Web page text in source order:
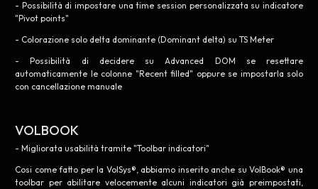
- Possibilità di impostare una time session personalizzata su indicatore
"Pivot points"
- Colorazione solo delta dominante (Dominant delta) su TS Meter
- Possibilità di decidere su Advanced DOM se resettare
automaticamente le colonne "Recent filled" oppure se impostarla solo
con cancellazione manuale
VOLBOOK
- Migliorata usabilità tramite "Toolbar indicatori"
Cosi come fatto per la VolSys®, abbiamo inserito anche su VolBook® una
toolbar per abilitare velocemente alcuni indicatori già preimpostati,